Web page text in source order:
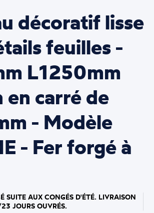
décoratif lisse
feuilles -
L1250mm
en carré de
- Modèle
- Fer forgé à
SUITE AUX CONGÉS D'ÉTÉ. LIVRAISON
JOURS OUVRÉS.